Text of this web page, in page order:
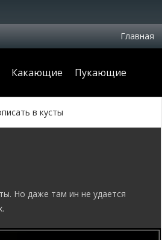
Главная
Какающие Пукающие
в кусты
Но даже там ин не удается